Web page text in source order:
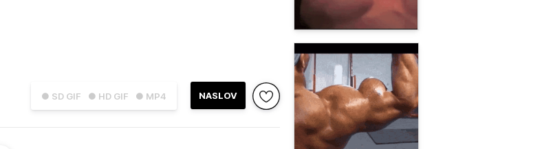
● SD GIF ● HD GIF ● MP4 NASLOV